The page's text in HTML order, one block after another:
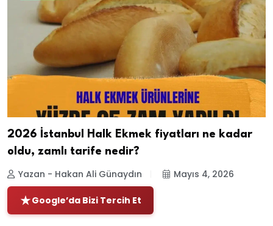
2026 İstanbul Halk Ekmek fiyatları ne kadar
oldu, zamlı tarife nedir?
Yazan - Hakan Ali Günaydın Mayıs 4, 2026
Google’da Bizi Tercih Et